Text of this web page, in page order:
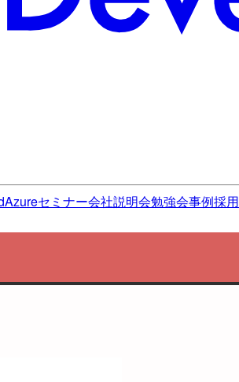
Azureセミナー会社説明会勉強会事例採用